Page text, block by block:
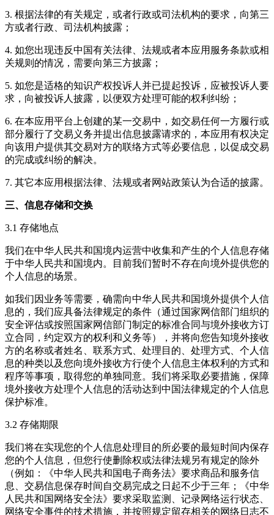
3. 根据法律的有关规定，或者行政或司法机构的要求，向第三
方或者行政、司法机构披露；
4. 如您出现违反中国有关法律、法规或者本应用服务条款或相
关规则的情况，需要向第三方披露；
5. 如您是适格的知识产权投诉人并已提起投诉，应被投诉人要
求，向被投诉人披露，以便双方处理可能的权利纠纷；
6. 在本应用平台上创建的某一交易中，如交易任何一方履行或
部分履行了交易义务并提出信息披露请求的，本应用有权决定
向该用户提供其交易对方的联络方式等必要信息，以促成交易
的完成或纠纷的解决。
7. 其它本应用根据法律、法规或者网站政策认为合适的披露。
三、信息存储和交换
3.1 存储地点
我们在中华人民共和国境内运营中收集和产生的个人信息存储
于中华人民共和国境内。目前我们暂时不存在向境外提供您的
个人信息的场景。
如我们因业务等需要，确需向中华人民共和国境外提供个人信
息的，我们应具备法律规定的条件（通过国家网信部门组织的
安全评估或按照国家网信部门制定的标准合同与境外接收方订
立合同，约定双方的权利和义务等），并将向您告知境外接收
方的名称或者姓名、联系方式、处理目的、处理方式、个人信
息的种类以及您向境外接收方行使个人信息主体权利的方式和
程序等事项，取得您的单独同意。我们将采取必要措施，保障
境外接收方处理个人信息的活动达到中国法律规定的个人信息
保护标准。
3.2 存储期限
我们将在实现您的个人信息处理目的所必要的最短时间内保存
您的个人信息，但您行使删除权或法律法规另有规定的除外
（例如：《中华人民共和国电子商务法》要求商品和服务信
息、交易信息保存时间自交易完成之日起不少于三年；《中华
人民共和国网络安全法》要求采取监测、记录网络运行状态、
网络安全事件的技术措施，并按照规定留存相关的网络日志不